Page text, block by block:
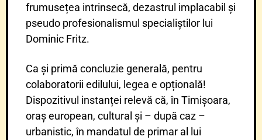
frumusețea intrinsecă, dezastrul implacabil și
pseudo profesionalismul specialiștilor lui
Dominic Fritz.
Ca și primă concluzie generală, pentru
colaboratorii edilului, legea e opțională!
Dispozitivul instanței relevă că, în Timișoara,
oraș european, cultural și – după caz –
urbanistic, în mandatul de primar al lui